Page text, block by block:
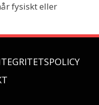
fysiskt eller